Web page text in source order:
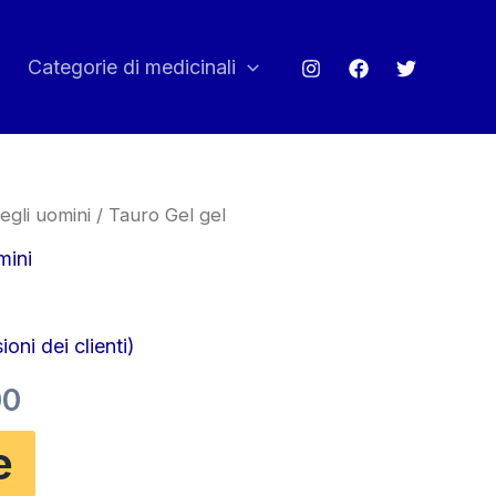
Categorie di medicinali
uomini / Tauro Gel gel
dei clienti)